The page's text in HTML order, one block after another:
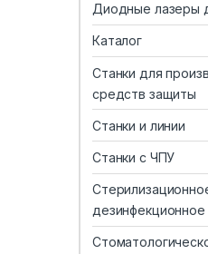
Диодные лазеры
Каталог
Станки для
средств защиты
Станки и линии
Станки с ЧПУ